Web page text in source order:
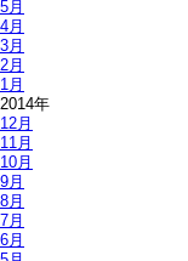
5月
4月
3月
2月
1月
2014年
12月
11月
10月
9月
8月
7月
6月